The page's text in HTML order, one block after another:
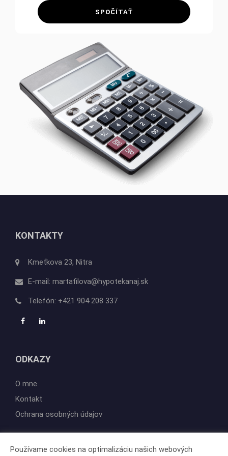
SPOČÍTAŤ
KONTAKTY
Kmeťkova 23, Nitra
E-mail: martafilova@hypotekanaj.sk
Telefón: +421 904 208 337
ODKAZY
O mne
Kontakt
Ochrana osobných údajov
AKO PRACUJEM
Používame cookies na optimalizáciu našich webových